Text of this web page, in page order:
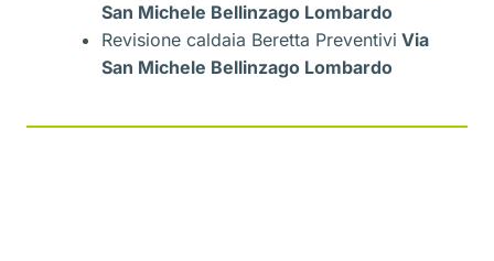
San Michele Bellinzago Lombardo
Revisione caldaia Beretta Preventivi Via
San Michele Bellinzago Lombardo